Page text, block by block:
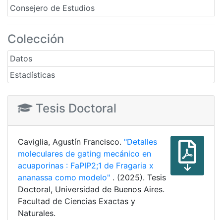
Consejero de Estudios
Colección
Datos
Estadísticas
Tesis Doctoral
Caviglia, Agustín Francisco. "Detalles
moleculares de gating mecánico en
acuaporinas : FaPIP2;1 de Fragaria x
ananassa como modelo" . (2025). Tesis
Doctoral, Universidad de Buenos Aires.
Facultad de Ciencias Exactas y
Naturales.